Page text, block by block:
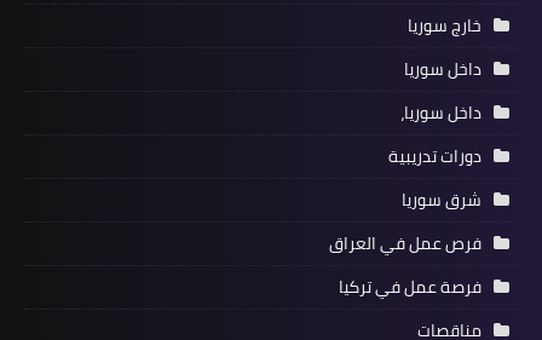
خارج سوريا
داخل سوريا
داخل سوريا،
دورات تدريبية
شرق سوريا
فرص عمل في العراق
فرصة عمل في تركيا
مناقصات